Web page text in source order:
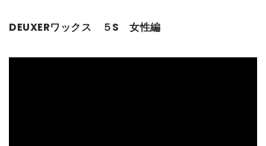
DEUXERワックス ５S 女性編